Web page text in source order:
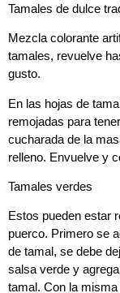
Tamales de dulce
Mezcla colorante
tamales, revuelve
gusto.
En las hojas de
remojadas para
cucharada de la
relleno. Envuelve y
Tamales verdes
Estos pueden estar
puerco. Primero se
de tamal, se debe
salsa verde y
tamal. Con la